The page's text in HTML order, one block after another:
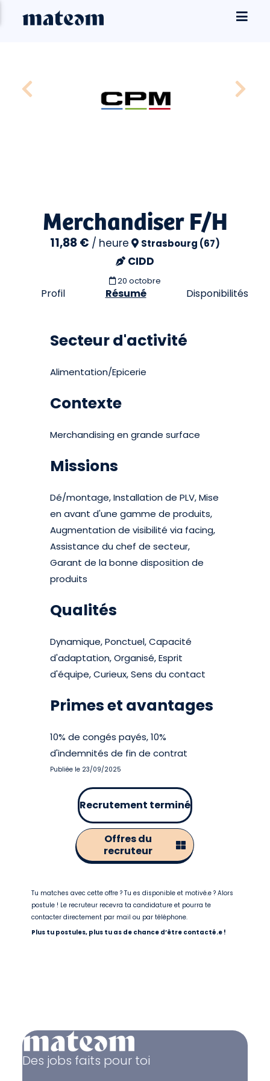
Merchandiser F/H
11,88 € / heure Strasbourg (67)
CIDD
20 octobre
Profil Résumé Disponibilités
Secteur d'activité
Alimentation/Epicerie
Contexte
Merchandising en grande surface
Missions
Dé/montage, Installation de PLV, Mise
en avant d'une gamme de produits,
Augmentation de visibilité via facing,
Assistance du chef de secteur,
Garant de la bonne disposition de
produits
Qualités
Dynamique, Ponctuel, Capacité
d'adaptation, Organisé, Esprit
d'équipe, Curieux, Sens du contact
Primes et avantages
10% de congés payés, 10%
d'indemnités de fin de contrat
Publiée le 23/09/2025
Recrutement terminé
Offres du
recruteur
Tu matches avec cette offre ? Tu es disponible et motivé.e ? Alors
postule ! Le recruteur recevra ta candidature et pourra te
contacter directement par mail ou par téléphone.
Plus tu postules, plus tu as de chance d’être contacté.e !
Des jobs faits pour toi